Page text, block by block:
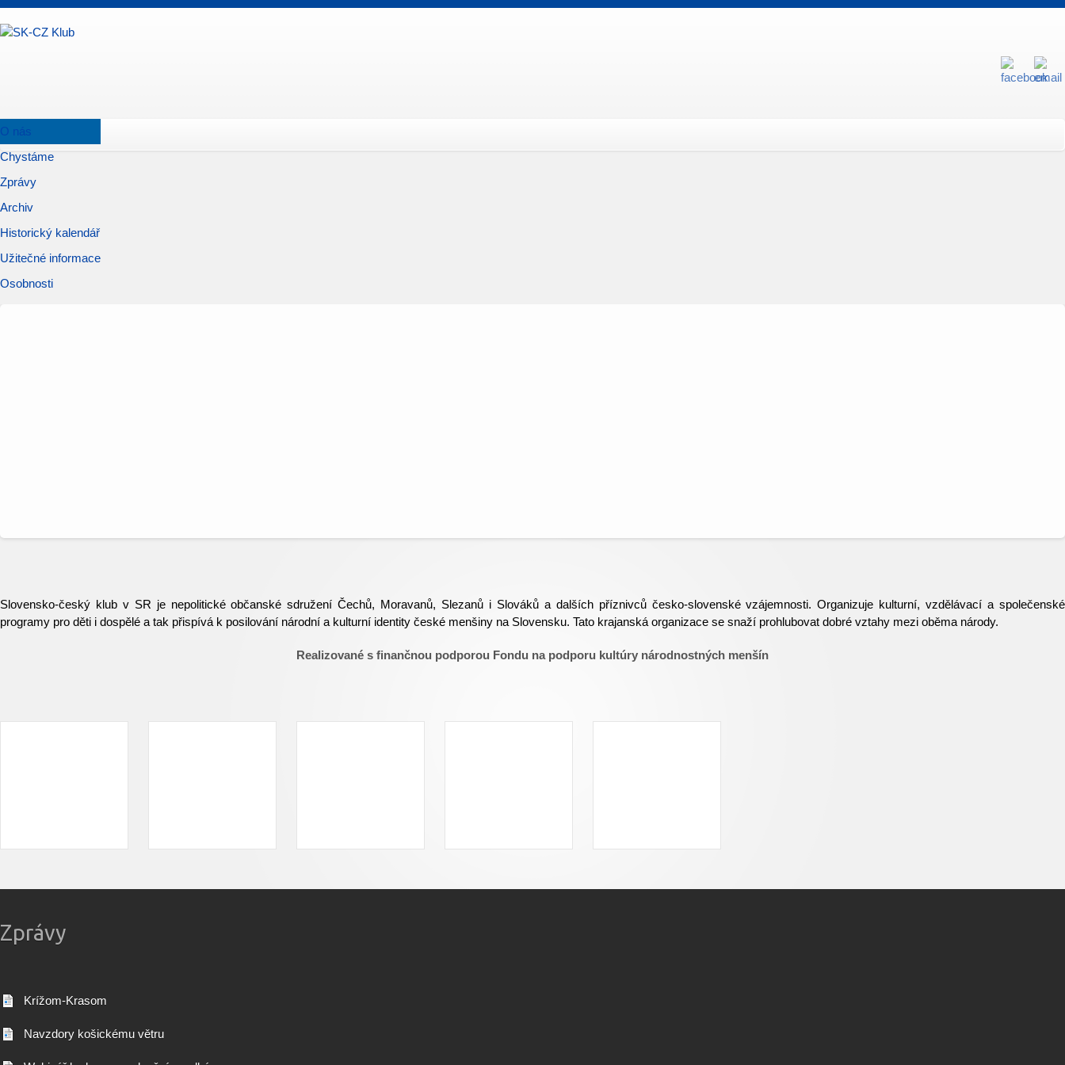
O nás
Chystáme
Zprávy
Archiv
Historický kalendář
Užitečné informace
Osobnosti
Slovensko-český klub v SR je nepolitické občanské sdružení Čechů, Moravanů, Slezanů i Slováků a dalších příznivců česko-slovenské vzájemnosti. Organizuje kulturní, vzdělávací a společenské
programy pro děti i dospělé a tak přispívá k posilování národní a kulturní identity české menšiny na Slovensku. Tato krajanská organizace se snaží prohlubovat dobré vztahy mezi oběma národy.
Realizované s finančnou podporou Fondu na podporu kultúry národnostných menšín
Zprávy
Krížom-Krasom
Navzdory košickému větru